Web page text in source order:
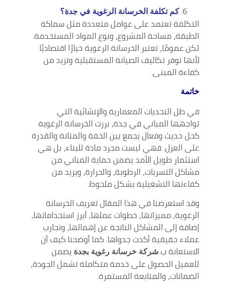
كم تكلفة الخرسانة الرغوية في جدة؟
التكلفة تعتمد على عوامل متعددة مثل سماكة
الطبقة، مساحة المشروع، ونوع المواد المستخدمة.
لكن عمومًا، تعتبر الخرسانة الرغوية خيارًا اقتصاديًا
لأنها توفر تكاليف الصيانة المستقبلية وتزيد من
كفاءة المبنى.
خاتمة
في ظل التحديات المعمارية والإنشائية التي
تواجهها المباني في جدة، برزت الخرسانة الرغوية
كحل حديث وفعال يجمع بين الخفة والمتانة والقدرة
على العزل. فهي ليست مجرد مادة للبناء، بل هي
استثمار طويل الأمد يضمن حماية المباني من
مشاكل التسربات، الرطوبة، والحرارة، ويزيد من
كفاءتها التشغيلية بشكل ملحوظ.
وقد استعرضنا في هذا المقال تعريف الخرسانة
الرغوية، مميزاتها، خطوات عملها، أبرز استخداماتها،
إضافة إلى المشاكل الناتجة عن إهمالها، وتجارب
عملاء حقيقية أكدت جدواها. كما أوضحنا كيف أن
الاستعانة ب شركة خرسانة رغوية بجدة يضمن
للعميل الحصول على خدمة متكاملة تشمل الجودة،
الضمانات، والمتابعة المستمرة.